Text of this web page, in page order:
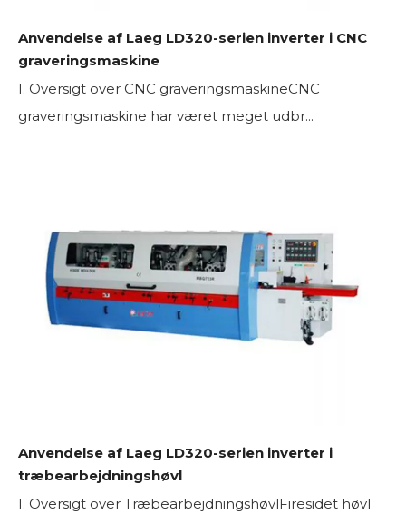
Anvendelse af Laeg LD320-serien inverter i CNC
graveringsmaskine
I. Oversigt over CNC graveringsmaskineCNC
graveringsmaskine har været meget udbr...
Anvendelse af Laeg LD320-serien inverter i
træbearbejdningshøvl
I. Oversigt over TræbearbejdningshøvlFiresidet høvl